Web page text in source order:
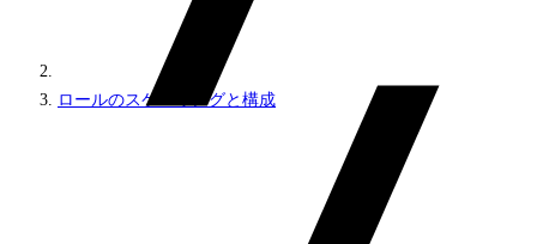
ロールのスケーリングと構成